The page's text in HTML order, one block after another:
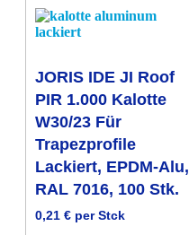
JORIS IDE JI Roof
PIR 1.000 Kalotte
W30/23 Für
Trapezprofile
Lackiert, EPDM-Alu,
RAL 7016, 100 Stk.
0,21 € per Stck